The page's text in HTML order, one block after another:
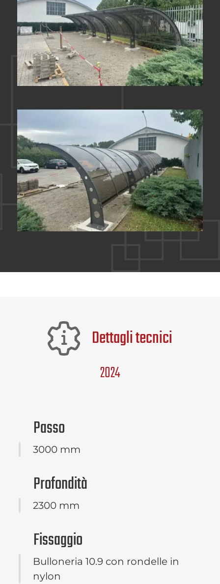
Dettagli tecnici
2024
Passo
3000 mm
Profondità
2300 mm
Fissaggio
Bulloneria 10.9 con rondelle in
nylon